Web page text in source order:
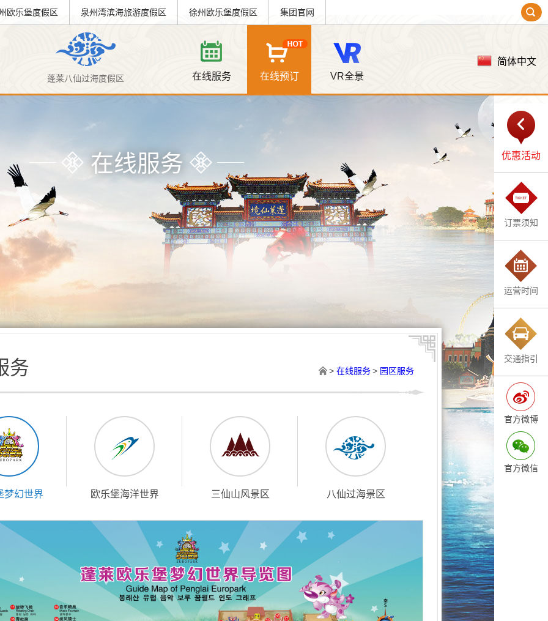
欧乐堡度假区 泉州湾滨海旅游度假区 徐州欧乐堡度假区 集团官网
蓬莱八仙过海度假区 在线服务 在线预订 VR全景
简体中文
优惠活动
订票须知
运营时间
交通指引
官方微博
官方微信
在线服务
务 >在线服务 > 园区服务
梦幻世界 欧乐堡海洋世界 三仙山风景区 八仙过海景区